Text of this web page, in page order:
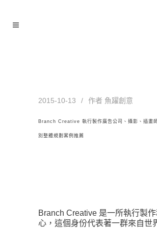
2015-10-13 作者 魚躍創意
Branch Creative 執行製作廣告公司、攝影、插畫
別整體規劃案例推薦
Branch Creative 是一所執行製
心，這個身份代表著一群來自世